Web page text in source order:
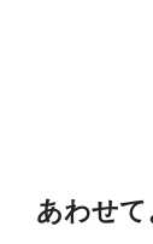
あわせ